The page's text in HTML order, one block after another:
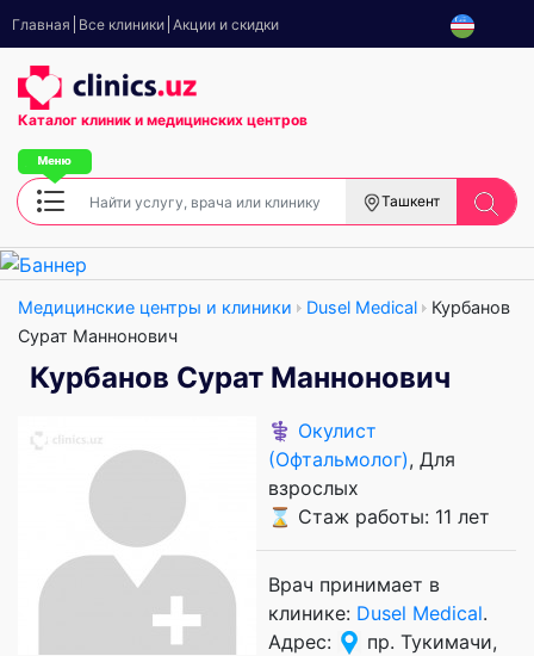
Главная Все клиники Акции и скидки
Каталог клиник и медицинских центров
Ташкент
Медицинские центры и клиники Dusel Medical
Курбанов
Сурат Маннонович
Курбанов Сурат Маннонович
⚕️ Окулист
(Офтальмолог), Для
взрослых
⌛ Стаж работы: 11 лет
Врач принимает в
клинике: Dusel Medical.
Адрес:
пр. Тукимачи,